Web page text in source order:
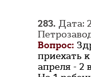
283. Дата:
Вопрос:
приехать
апреля - 2